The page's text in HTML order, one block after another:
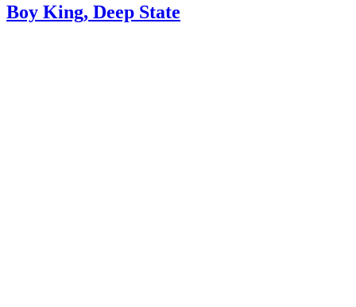
Boy King, Deep State